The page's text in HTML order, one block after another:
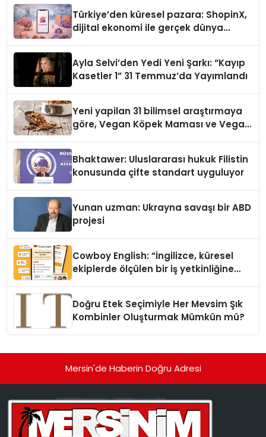
Türkiye’den küresel pazara: ShopinX,
dijital ekonomi ile gerçek dünya
Ayla Selvi’den Yedi Yeni Şarkı: “Kayıp
Kasetler 1” 31 Temmuz’da Yayımlandı
Yeni yapilan 31 bilimsel araştırmaya
göre, Vegan Köpek Maması ve Vegan
Bhaktawer: Uluslararası hukuk Filistin
konusunda çifte standart uyguluyor
Yunan uzman: Ukrayna savaşı bir ABD
projesi
Cowboy English: “İngilizce, küresel
ekiplerde ölçülen bir iş yetkinliğine
Doğru Etek Seçimiyle Her Mevsim Şık
Kombinler Oluşturmak Mümkün mü?
Mersin'de Haberin Doğru Adresi